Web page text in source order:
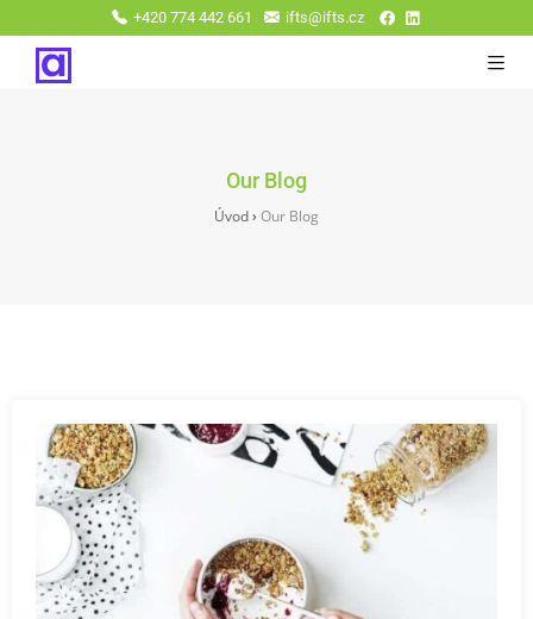
+420 774 442 661 ifts@ifts.cz
Our Blog
Úvod› Our Blog